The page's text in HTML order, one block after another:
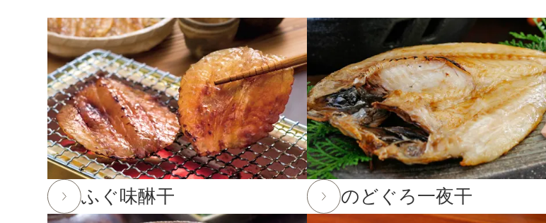
ご法要・香典返し
価格別に探す
〜1,000円
1,001〜3,000円
3,001〜5,000円
5,001〜8,000円
8,001円〜
2026年1月19日本店カフェの休止について
2026年1月10日 本店カフェにて「チョコレートフェア」開催中！3/1(日)まで。詳しくはこちら
2026年1月8日 NHK「あさイチ」にて福乃和をご紹介いただきました！詳しくはこちら
2025年12月24日実店舗の年末年始の営業時間について
年内発送受付は12月23日(火)11:59までとなります。12月23日(火)12:00以降のご注文は2026年1
※もち・そば・かまぼこ商品の年内発送受付は12月12日(金)までとなります。(予定よりも早く
ふぐ味醂干 のどぐろ一夜干